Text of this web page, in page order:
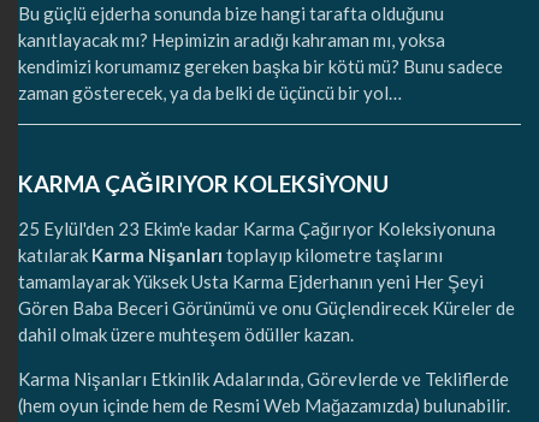
Bu güçlü ejderha sonunda bize hangi tarafta olduğunu
kanıtlayacak mı? Hepimizin aradığı kahraman mı, yoksa
kendimizi korumamız gereken başka bir kötü mü? Bunu sadece
zaman gösterecek, ya da belki de üçüncü bir yol…
KARMA ÇAĞIRIYOR KOLEKSİYONU
25 Eylül'den 23 Ekim'e kadar Karma Çağırıyor Koleksiyonuna
katılarak Karma Nişanları toplayıp kilometre taşlarını
tamamlayarak Yüksek Usta Karma Ejderhanın yeni Her Şeyi
Gören Baba Beceri Görünümü ve onu Güçlendirecek Küreler de
dahil olmak üzere muhteşem ödüller kazan.
Karma Nişanları Etkinlik Adalarında, Görevlerde ve Tekliflerde
(hem oyun içinde hem de Resmi Web Mağazamızda) bulunabilir.